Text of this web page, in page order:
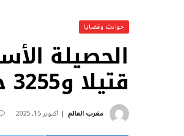
حوادث وقضايا
قتيلا و3255 جريحا
مغرب العالم أكتوبر 15, 2025